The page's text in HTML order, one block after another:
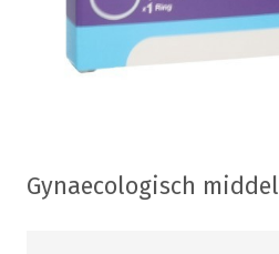
Gynaecologisch middel